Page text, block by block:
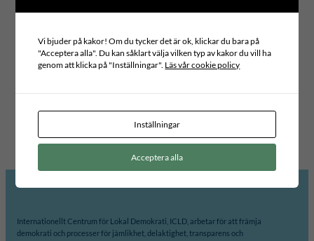
Typ av publikation
TOOLBOX
Internationellt Centrum för Lokal Demokrati, ICLD, arbetar för att främja
demokrati och processer för jämlikhet, delaktighet, transparens och
Vi bjuder på kakor! Om du tycker det är ok, klickar du bara på
"Acceptera alla". Du kan såklart välja vilken typ av kakor du vill ha
genom att klicka på "Inställningar". Läs vår cookie policy
Inställningar
Acceptera alla